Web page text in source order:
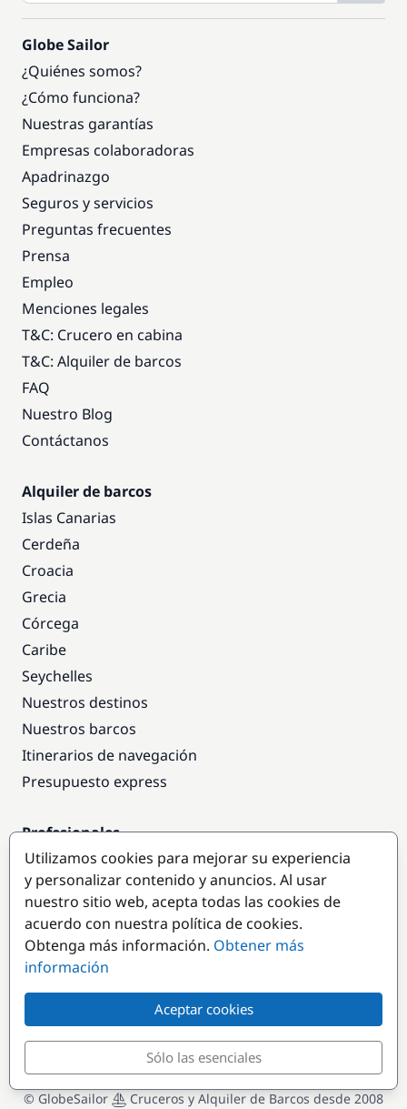
Globe Sailor
¿Quiénes somos?
¿Cómo funciona?
Nuestras garantías
Empresas colaboradoras
Apadrinazgo
Seguros y servicios
Preguntas frecuentes
Prensa
Empleo
Menciones legales
T&C: Crucero en cabina
T&C: Alquiler de barcos
FAQ
Nuestro Blog
Contáctanos
Alquiler de barcos
Islas Canarias
Cerdeña
Croacia
Grecia
Córcega
Caribe
Seychelles
Nuestros destinos
Nuestros barcos
Itinerarios de navegación
Presupuesto express
Profesionales
Acceso empresas
Colaborar como empresa
Destinos populares
© GlobeSailor Cruceros y Alquiler de Barcos desde 2008
Utilizamos cookies para mejorar su experiencia
y personalizar contenido y anuncios. Al usar
nuestro sitio web, acepta todas las cookies de
acuerdo con nuestra política de cookies.
Obtenga más información. Obtener más
información
Aceptar cookies
Sólo las esenciales